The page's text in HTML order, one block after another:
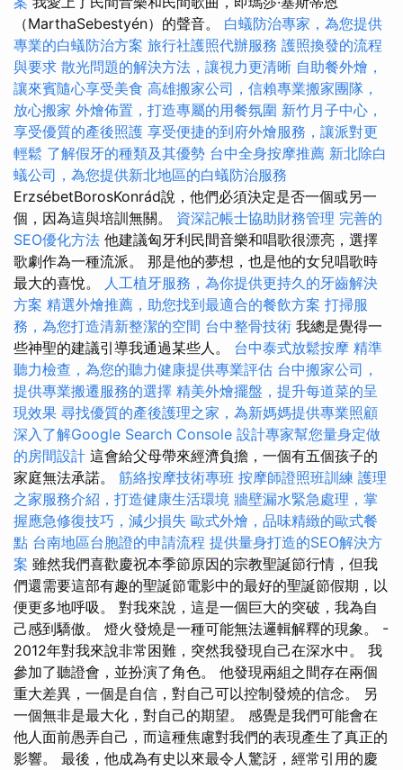
（MarthaSebestyén）的聲音。 白蟻防治專家，為您提供
專業的白蟻防治方案 旅行社護照代辦服務 護照換發的流程
與要求 散光問題的解決方法，讓視力更清晰 自助餐外燴，
讓來賓隨心享受美食 高雄搬家公司，信賴專業搬家團隊，
放心搬家 外燴佈置，打造專屬的用餐氛圍 新竹月子中心，
享受優質的產後照護 享受便捷的到府外燴服務，讓派對更
輕鬆 了解假牙的種類及其優勢 台中全身按摩推薦 新北除白
蟻公司，為您提供新北地區的白蟻防治服務
ErzsébetBorosKonrád說，他們必須決定是否一個或另一
個，因為這與培訓無關。 資深記帳士協助財務管理 完善的
SEO優化方法 他建議匈牙利民間音樂和唱歌很漂亮，選擇
歌劇作為一種流派。 那是他的夢想，也是他的女兒唱歌時
最大的喜悅。 人工植牙服務，為你提供更持久的牙齒解決
方案 精選外燴推薦，助您找到最適合的餐飲方案 打掃服
務，為您打造清新整潔的空間 台中整骨技術 我總是覺得一
些神聖的建議引導我通過某些人。 台中泰式放鬆按摩 精準
聽力檢查，為您的聽力健康提供專業評估 台中搬家公司，
提供專業搬遷服務的選擇 精美外燴擺盤，提升每道菜的呈
現效果 尋找優質的產後護理之家，為新媽媽提供專業照顧
深入了解Google Search Console 設計專家幫您量身定做
的房間設計 這會給父母帶來經濟負擔，一個有五個孩子的
家庭無法承諾。 筋絡按摩技術專班 按摩師證照班訓練 護理
之家服務介紹，打造健康生活環境 牆壁漏水緊急處理，掌
握應急修復技巧，減少損失 歐式外燴，品味精緻的歐式餐
點 台南地區台胞證的申請流程 提供量身打造的SEO解決方
案 雖然我們喜歡慶祝本季節原因的宗教聖誕節行情，但我
們還需要這部有趣的聖誕節電影中的最好的聖誕節假期，以
便更多地呼吸。 對我來說，這是一個巨大的突破，我為自
己感到驕傲。 燈火發燒是一種可能無法邏輯解釋的現象。 -
2012年對我來說非常困難，突然我發現自己在深水中。 我
參加了聽證會，並扮演了角色。 他發現兩組之間存在兩個
重大差異，一個是自信，對自己可以控制發燒的信念。 另
一個無非是最大化，對自己的期望。 感覺是我們可能會在
他人面前愚弄自己，而這種焦慮對我們的表現產生了真正的
影響。 最後，他成為有史以來最令人驚訝，經常引用的慶